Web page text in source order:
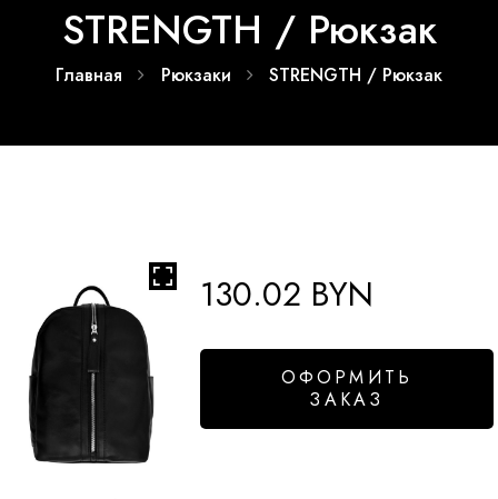
STRENGTH / Рюкзак
Главная Рюкзаки STRENGTH / Рюкзак
130.02 BYN
ОФОРМИТЬ
ЗАКАЗ